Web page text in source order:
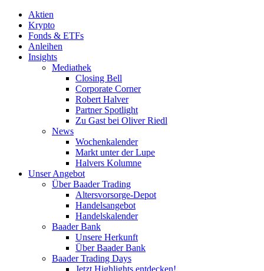
Aktien
Krypto
Fonds & ETFs
Anleihen
Insights
Mediathek
Closing Bell
Corporate Corner
Robert Halver
Partner Spotlight
Zu Gast bei Oliver Riedl
News
Wochenkalender
Markt unter der Lupe
Halvers Kolumne
Unser Angebot
Über Baader Trading
Altersvorsorge-Depot
Handelsangebot
Handelskalender
Baader Bank
Unsere Herkunft
Über Baader Bank
Baader Trading Days
Jetzt Highlights entdecken!